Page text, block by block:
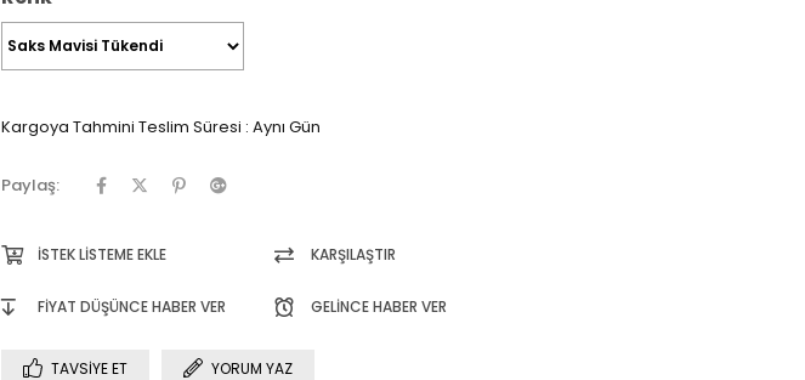
Kargoya Tahmini Teslim Süresi : Aynı Gün
Paylaş:
İSTEK LISTEME EKLE KARŞILAŞTIR
FIYAT DÜŞÜNCE HABER VER GELINCE HABER VER
TAVSIYE ET
YORUM YAZ